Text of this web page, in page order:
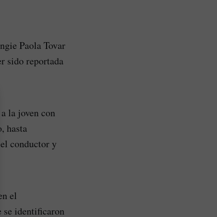
Paola Tovar
sido reportada
la joven con
hasta
conductor y
el
se identificaron